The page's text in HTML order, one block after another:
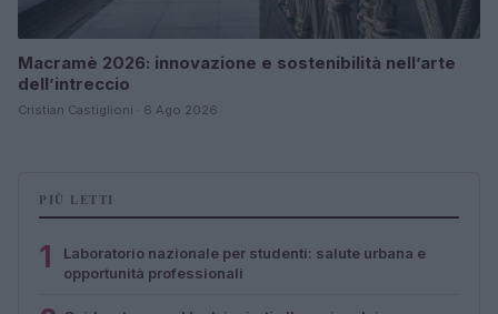
Macramè 2026: innovazione e sostenibilità nell’arte
dell’intreccio
Cristian Castiglioni · 6 Ago 2026
PIÙ LETTI
1
Laboratorio nazionale per studenti: salute urbana e
opportunità professionali